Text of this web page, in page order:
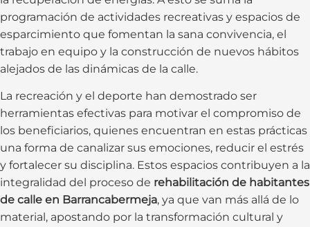
programación de actividades recreativas y espacios de
esparcimiento que fomentan la sana convivencia, el
trabajo en equipo y la construcción de nuevos hábitos
alejados de las dinámicas de la calle.
La recreación y el deporte han demostrado ser
herramientas efectivas para motivar el compromiso de
los beneficiarios, quienes encuentran en estas prácticas
una forma de canalizar sus emociones, reducir el estrés
y fortalecer su disciplina. Estos espacios contribuyen a la
integralidad del proceso de rehabilitación de habitantes
de calle en Barrancabermeja, ya que van más allá de lo
material, apostando por la transformación cultural y